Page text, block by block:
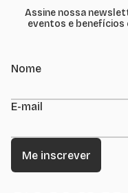
Assine nossa
eventos e
Nome
E-mail